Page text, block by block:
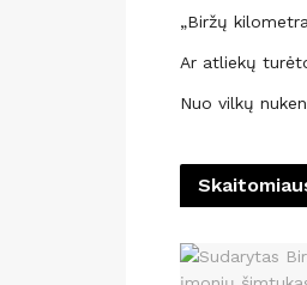
„Biržų
Ar atliekų
Nuo vilkų